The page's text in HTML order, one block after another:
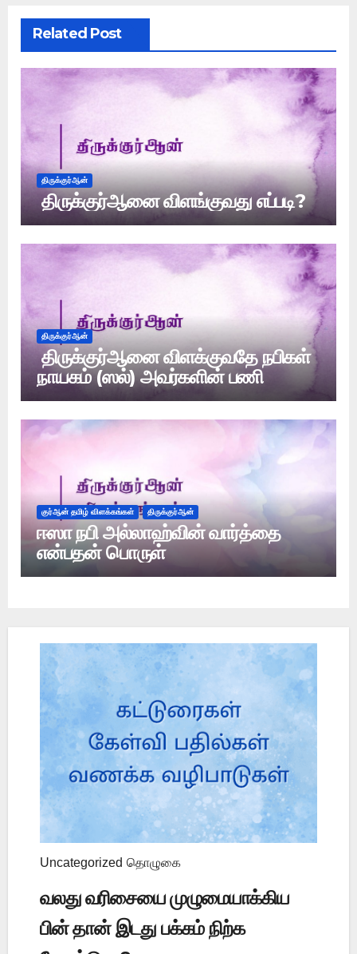
Related Post
திருக்குர்ஆன்
திருக்குர்ஆனை விளங்குவது எப்படி?
திருக்குர்ஆன்
திருக்குர்ஆனை விளக்குவதே நபிகள்
நாயகம் (ஸல்) அவர்களின் பணி
குர்ஆன் தமிழ் விளக்கங்கள் திருக்குர்ஆன்
ஈஸா நபி அல்லாஹ்வின் வார்த்தை
என்பதன் பொருள்
Uncategorized தொழுகை
வலது வரிசையை முழுமையாக்கிய
பின் தான் இடது பக்கம் நிற்க